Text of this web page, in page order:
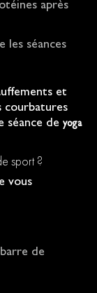
après
les séances
et
courbatures
séance de yoga
sport ?
vous
de